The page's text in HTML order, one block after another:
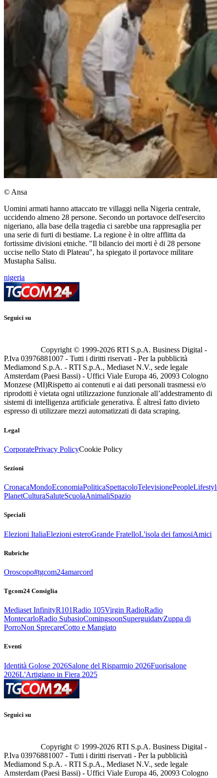
© Ansa
Uomini armati hanno attaccato tre villaggi nella Nigeria centrale,
uccidendo almeno 28 persone. Secondo un portavoce dell'esercito
nigeriano, alla base della tragedia ci sarebbe una rappresaglia per
una serie di furti di bestiame. La regione è in oltre afflitta da
fortissime divisioni etniche. "Il bilancio dei morti è di 28 persone
uccise nello Stato di Plateau", ha spiegato il portavoce militare
Mustapha Salisu.
nigeria
Seguici su
Copyright © 1999-2026 RTI S.p.A. Business Digital -
P.Iva 03976881007 - Tutti i diritti riservati - Per la pubblicità
Mediamond S.p.A. - RTI S.p.A., Mediaset N.V., sede legale
Amsterdam (Paesi Bassi) - Uffici Viale Europa 46, 20093 Cologno
Monzese (MI)Rispetto ai contenuti e ai dati personali trasmessi e/o
riprodotti è vietata ogni utilizzazione funzionale all’addestramento di
sistemi di intelligenza artificiale generativa. È altresì fatto divieto
espresso di utilizzare mezzi automatizzati di data scraping.
Legal
CorporatePrivacy PolicyCookie Policy
Sezioni
CronacaMondoEconomiaPoliticaSpettacoloTelevisionePeople
PlanetCulturaSaluteScuolaAnimaliSpazio
Speciali
Elezioni ItaliaElezioni esteroGrande FratelloL'isola dei famosiAmici
Rubriche
Oroscopo#tgcom24amarcord
Tgcom24 Consiglia
Mediaset InfinityR101Radio 105Virgin RadioRadio
MontecarloRadio SubasioComingsoonSuperguidatvZuppa di
PorroNon SprecareCotto e Mangiato
Eventi
Identità Golose 2026Salone del Risparmio 2026Fuorisalone
2026L'Artigiano in Fiera 2025
Seguici su
Copyright © 1999-2026 RTI S.p.A. Business Digital -
P.Iva 03976881007 - Tutti i diritti riservati - Per la pubblicità
Mediamond S.p.A. - RTI S.p.A., Mediaset N.V., sede legale
Amsterdam (Paesi Bassi) - Uffici Viale Europa 46, 20093 Cologno